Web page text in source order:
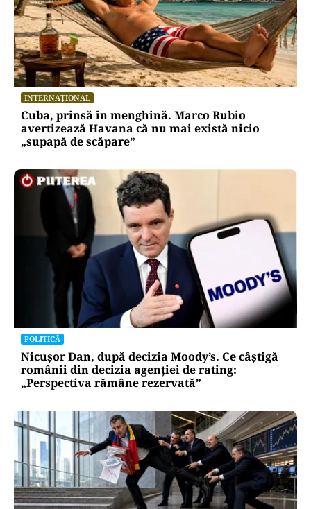
INTERNAȚIONAL
Cuba, prinsă în menghină. Marco Rubio
avertizează Havana că nu mai există nicio
„supapă de scăpare”
POLITICĂ
Nicușor Dan, după decizia Moody’s. Ce câștigă
românii din decizia agenției de rating:
„Perspectiva rămâne rezervată”